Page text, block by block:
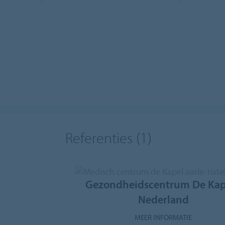
Referenties (1)
Gezondheidscentrum De
Nederland
MEER INFORMATIE